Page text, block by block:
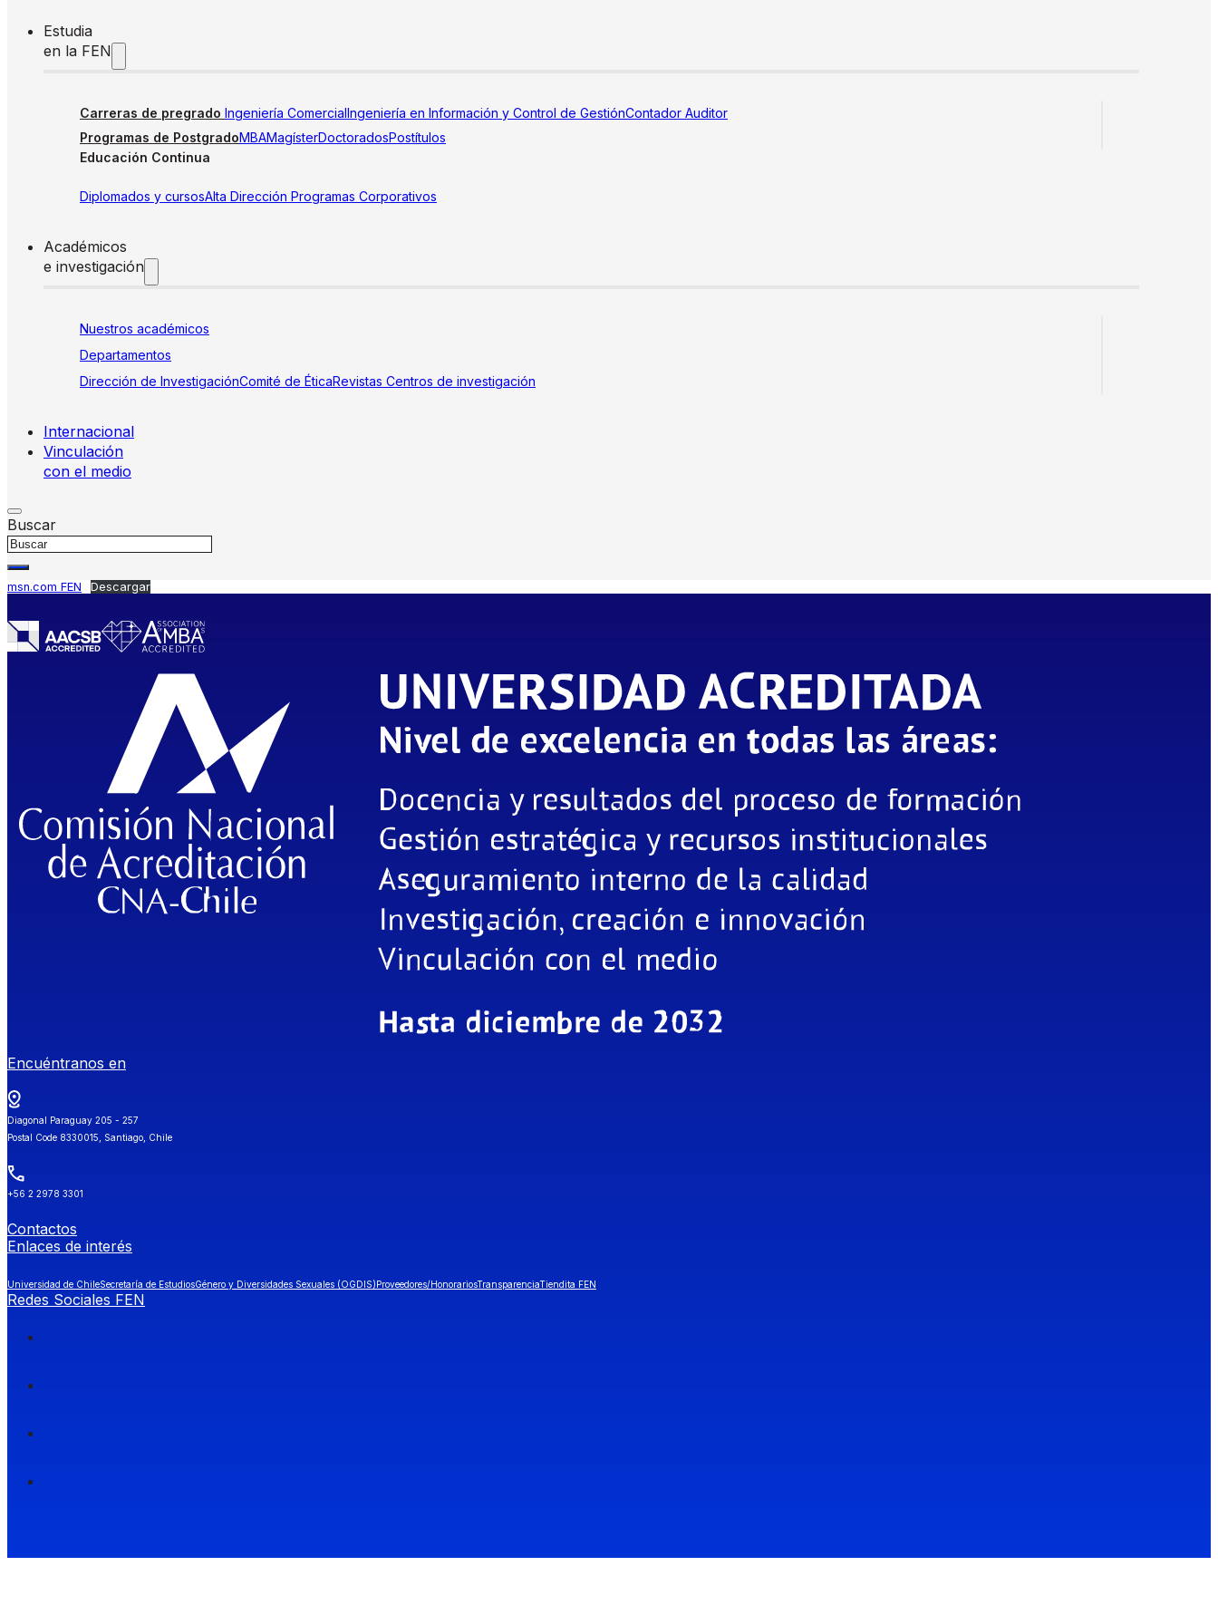
Estudia
en la FEN
Carreras de pregrado Ingeniería ComercialIngeniería en Información y Control de GestiónContador Auditor
Programas de PostgradoMBAMagísterDoctoradosPostítulos
Educación Continua
Diplomados y cursosAlta Dirección Programas Corporativos
Académicos
e investigación
Nuestros académicos
Departamentos
Dirección de InvestigaciónComité de ÉticaRevistas Centros de investigación
Internacional
Vinculación
con el medio
Buscar
msn.com FEN Descargar
Encuéntranos en
Diagonal Paraguay 205 - 257
Postal Code 8330015, Santiago, Chile
+56 2 2978 3301
Contactos
Enlaces de interés
Universidad de ChileSecretaría de EstudiosGénero y Diversidades Sexuales (OGDIS)Proveedores/HonorariosTransparenciaTiendita FEN
Redes Sociales FEN